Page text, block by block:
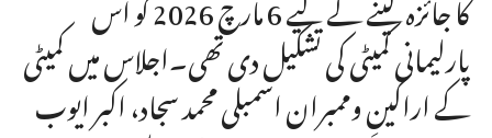
پارلیمانی کمیٹی کی تشکیل دی تھی۔اجلاس میں کمیٹی
کے اراکینِ وممبران اسمبلی محمد سجاد، اکبر ایوب